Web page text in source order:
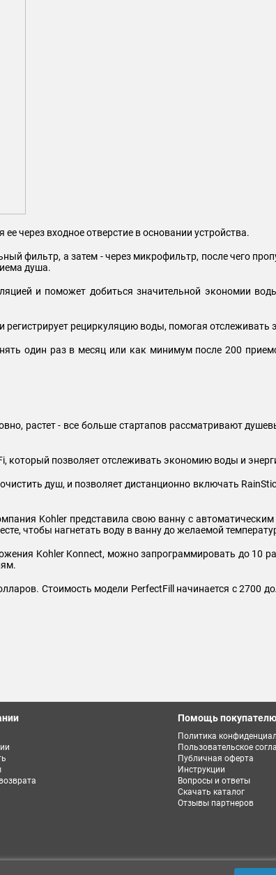
через входное отверстие в основании устройства.
фильтр, а затем - через микрофильтр, после чего
душа.
и поможет добиться значительной экономии
регистрирует рециркуляцию воды, помогая
один раз в месяц или как минимум после 200
растет - все больше стартапов рассматривают
который позволяет отслеживать экономию воды и
душ, и позволяет дистанционно включать
Kohler представила свою ванну с
чтобы нагнетать воду в ванну до желаемой
Kohler Konnect, можно запрограммировать до 10
Стоимость модели PerfectFill начинается с 2700
Помощь покупателю
Политика
Пользовательское
Публичная оферта
Инструкции
Вопросы и ответы
Скачать каталог
Отзывы партнеров